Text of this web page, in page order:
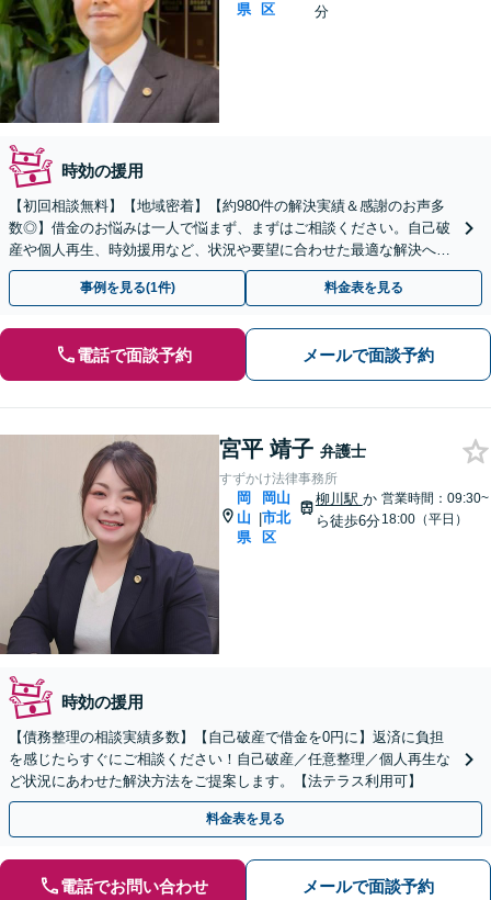
県
区
分
時効の援用
【初回相談無料】【地域密着】【約980件の解決実績＆感謝のお声多
数◎】借金のお悩みは一人で悩まず、まずはご相談ください。自己破
産や個人再生、時効援用など、状況や要望に合わせた最適な解決へ！
【ギャンブルや浪費での借金も】駐車場有／完全個室
事例を見る(1件) 料金表を見る
電話で面談予約 メールで面談予約
宮平 靖子 弁護士
すずかけ法律事務所
岡
山
県
|
岡山
市北
区
柳川駅 か
ら徒歩6分
営業時間：09:30~
18:00（平日）
時効の援用
【債務整理の相談実績多数】【自己破産で借金を0円に】返済に負担
を感じたらすぐにご相談ください！自己破産／任意整理／個人再生な
ど状況にあわせた解決方法をご提案します。【法テラス利用可】
料金表を見る
電話でお問い合わせ メールで面談予約